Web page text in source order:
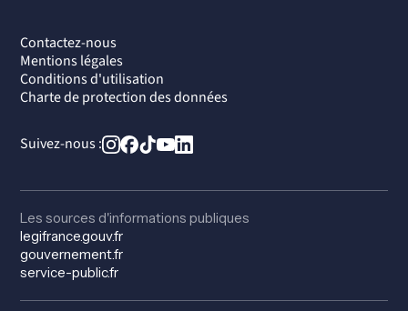
Contactez-nous
Mentions légales
Conditions d'utilisation
Charte de protection des données
Suivez-nous :
Les sources d'informations publiques
legifrance.gouv.fr
gouvernement.fr
service-public.fr